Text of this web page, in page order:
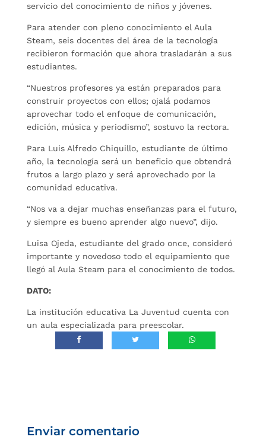
servicio del conocimiento de niños y jóvenes.
Para atender con pleno conocimiento el Aula
Steam, seis docentes del área de la tecnología
recibieron formación que ahora trasladarán a sus
estudiantes.
“Nuestros profesores ya están preparados para
construir proyectos con ellos; ojalá podamos
aprovechar todo el enfoque de comunicación,
edición, música y periodismo”, sostuvo la rectora.
Para Luis Alfredo Chiquillo, estudiante de último
año, la tecnología será un beneficio que obtendrá
frutos a largo plazo y será aprovechado por la
comunidad educativa.
“Nos va a dejar muchas enseñanzas para el futuro,
y siempre es bueno aprender algo nuevo”, dijo.
Luisa Ojeda, estudiante del grado once, consideró
importante y novedoso todo el equipamiento que
llegó al Aula Steam para el conocimiento de todos.
DATO:
La institución educativa La Juventud cuenta con
un aula especializada para preescolar.
Enviar comentario